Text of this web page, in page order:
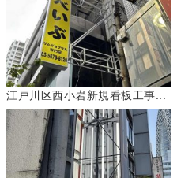
江戸川区西小岩新規看板工事...